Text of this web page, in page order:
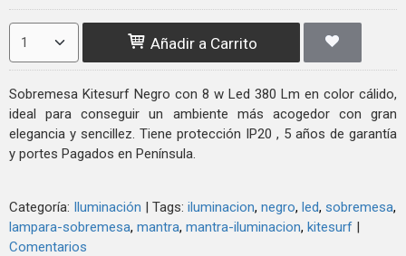
Añadir a Carrito
Sobremesa Kitesurf Negro con 8 w Led 380 Lm en color cálido,
ideal para conseguir un ambiente más acogedor con gran
elegancia y sencillez. Tiene protección IP20 , 5 años de garantía
y portes Pagados en Península.
Categoría: Iluminación | Tags: iluminacion negro led sobremesa
lampara-sobremesa mantra mantra-iluminacion kitesurf |
Comentarios